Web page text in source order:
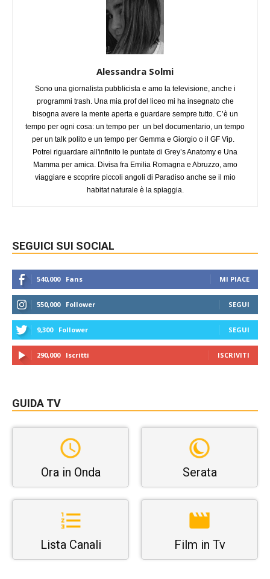
Alessandra Solmi
Sono una giornalista pubblicista e amo la televisione, anche i
programmi trash. Una mia prof del liceo mi ha insegnato che
bisogna avere la mente aperta e guardare sempre tutto. C’è un
tempo per ogni cosa: un tempo per un bel documentario, un tempo
per un talk polito e un tempo per Gemma e Giorgio o il GF Vip.
Potrei riguardare all'infinito le puntate di Grey’s Anatomy e Una
Mamma per amica. Divisa fra Emilia Romagna e Abruzzo, amo
viaggiare e scoprire piccoli angoli di Paradiso anche se il mio
habitat naturale è la spiaggia.
SEGUICI SUI SOCIAL
540,000 Fans MI PIACE
550,000 Follower SEGUI
9,300 Follower SEGUI
290,000 Iscritti ISCRIVITI
GUIDA TV
Ora in Onda Serata
Lista Canali Film in Tv